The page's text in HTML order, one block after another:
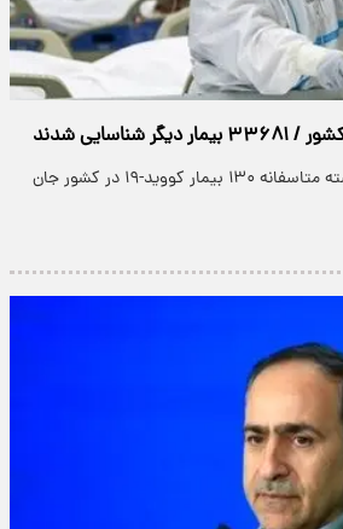
پارسینه: طی ۲۴ ساعت گذشته متاسفانه ۱۳۰ بیمار کووید-۱۹ در کشور جان